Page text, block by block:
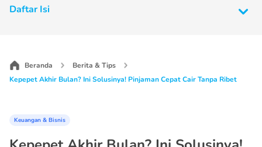
Main
Macet
Daftar Isi
Beranda
Berita & Tips
Kepepet Akhir Bulan? Ini Solusinya! Pinjaman Cepat Cair Tanpa Ribet
Keuangan & Bisnis